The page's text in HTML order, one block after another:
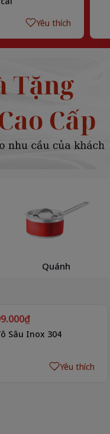
Yêu thích
Quánh
Sâu Inox 304
Yêu thích